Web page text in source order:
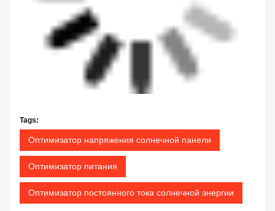
Tags:
Оптимизатор напряжения солнечной панели
Оптимизатор питания
Оптимизатор постоянного тока солнечной энергии